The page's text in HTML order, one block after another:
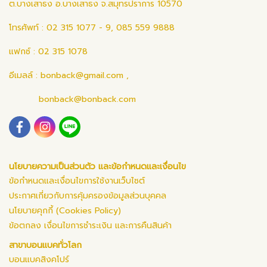
ต.บางเสาธง อ.บางเสาธง จ.สมุทรปราการ 10570
โทรศัพท์ : 02 315 1077 - 9, 085 559 9888
แฟกซ์ : 02 315 1078
อีเมลล์ : bonback@gmail.com ,
bonback@bonback.com
นโยบายความเป็นส่วนตัว และข้อกำหนดและเงื่อนไข
ข้อกำหนดและเงื่อนไขการใช้งานเว็บไซต์
ประกาศเกี่ยวกับการคุ้มครองข้อมูลส่วนบุคคล
นโยบายคุกกี้ (Cookies Policy)
ข้อตกลง เงื่อนไขการชำระเงิน และการคืนสินค้า
สาขาบอนแบคทั่วโลก
บอนแบคสิงคโปร์